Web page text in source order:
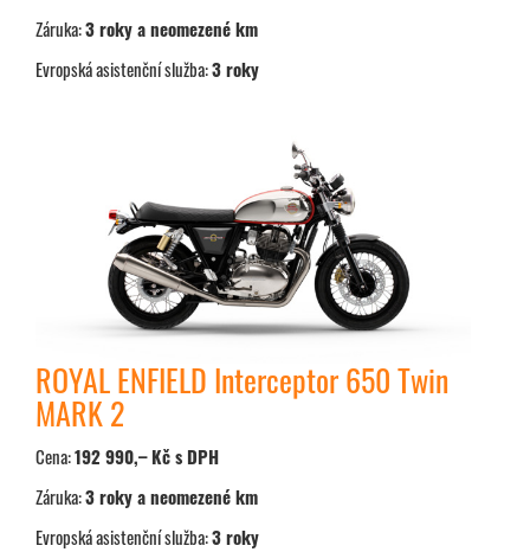
Záruka:3 roky a neomezené km
Evropská asistenční služba:3 roky
ROYAL ENFIELD Interceptor 650 Twin
MARK 2
Cena:192 990,– Kč s DPH
Záruka:3 roky a neomezené km
Evropská asistenční služba:3 roky